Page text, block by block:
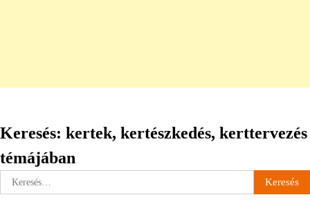
Keresés: kertek, kertészkedés, kerttervezés
témájában
Keresés: